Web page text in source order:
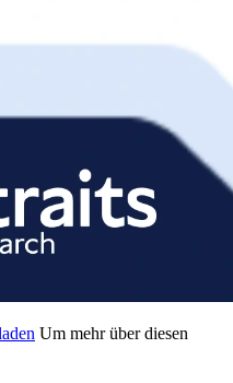
Um mehr über diesen